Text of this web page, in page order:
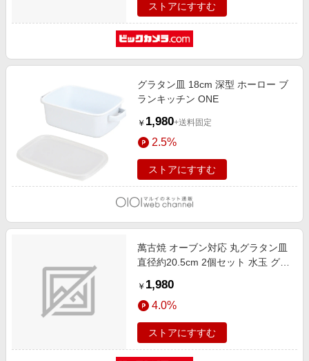
ストアにすすむ
グラタン皿 18cm 深型 ホーロー ブ
ランキッチン ONE
￥ 1,980+送料固定
2.5%
ストアにすすむ
萬古焼 オーブン対応 丸グラタン皿
直径約20.5cm 2個セット 水玉 グリ
￥ 1,980
4.0%
ストアにすすむ